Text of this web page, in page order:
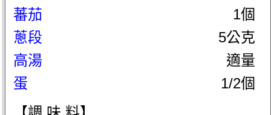
蕃茄
1個
蔥段
5公克
高湯
適量
蛋
1/2個